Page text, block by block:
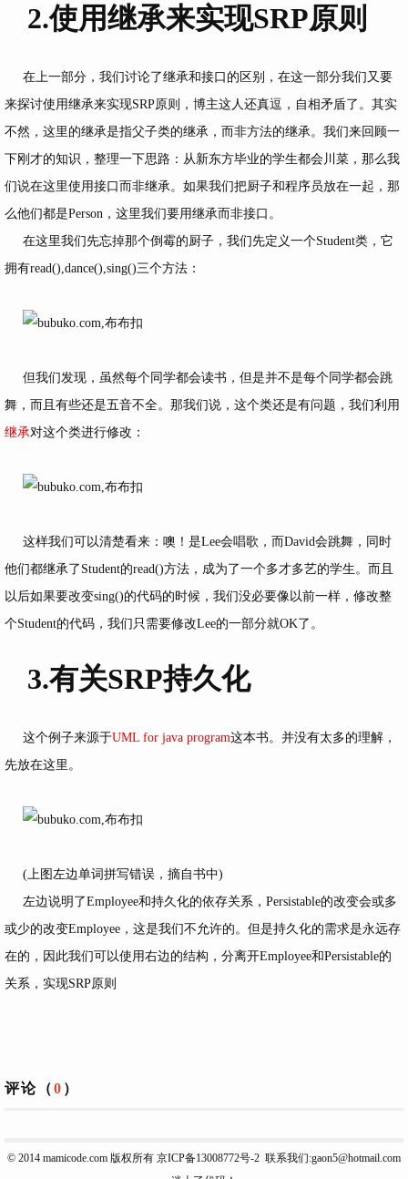
2.使用继承来实现SRP原则
在上一部分，我们讨论了继承和接口的区别，在这一部分我们又要
来探讨使用继承来实现SRP原则，博主这人还真逗，自相矛盾了。其实
不然，这里的继承是指父子类的继承，而非方法的继承。我们来回顾一
下刚才的知识，整理一下思路：从新东方毕业的学生都会川菜，那么我
们说在这里使用接口而非继承。如果我们把厨子和程序员放在一起，那
么他们都是Person，这里我们要用继承而非接口。
在这里我们先忘掉那个倒霉的厨子，我们先定义一个Student类，它
拥有read(),dance(),sing()三个方法：
但我们发现，虽然每个同学都会读书，但是并不是每个同学都会跳
舞，而且有些还是五音不全。那我们说，这个类还是有问题，我们利用
继承对这个类进行修改：
这样我们可以清楚看来：噢！是Lee会唱歌，而David会跳舞，同时
他们都继承了Student的read()方法，成为了一个多才多艺的学生。而且
以后如果要改变sing()的代码的时候，我们没必要像以前一样，修改整
个Student的代码，我们只需要修改Lee的一部分就OK了。
3.有关SRP持久化
这个例子来源于UML for java program这本书。并没有太多的理解，
先放在这里。
(上图左边单词拼写错误，摘自书中)
左边说明了Employee和持久化的依存关系，Persistable的改变会或多
或少的改变Employee，这是我们不允许的。但是持久化的需求是永远存
在的，因此我们可以使用右边的结构，分离开Employee和Persistable的
关系，实现SRP原则
评论（0 ）
© 2014 mamicode.com 版权所有 京ICP备13008772号-2 联系我们:gaon5@hotmail.com